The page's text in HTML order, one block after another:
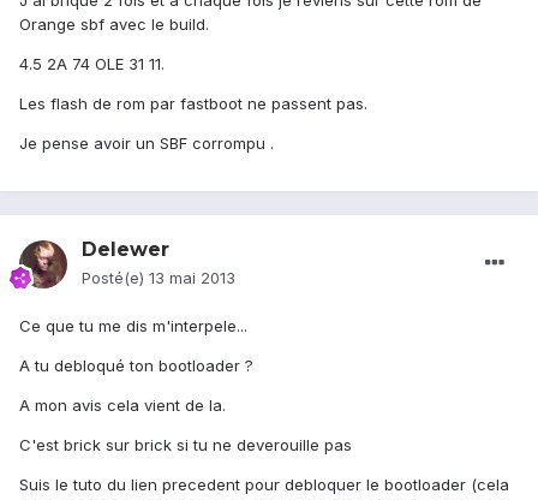
Orange sbf avec le build.
4.5 2A 74 OLE 31 11.
Les flash de rom par fastboot ne passent pas.
Je pense avoir un SBF corrompu .
Delewer
Posté(e) 13 mai 2013
Ce que tu me dis m'interpele...
A tu debloqué ton bootloader ?
A mon avis cela vient de la.
C'est brick sur brick si tu ne deverouille pas
Suis le tuto du lien precedent pour debloquer le bootloader (cela